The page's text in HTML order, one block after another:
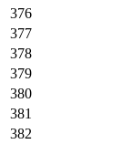
376
377
378
379
380
381
382